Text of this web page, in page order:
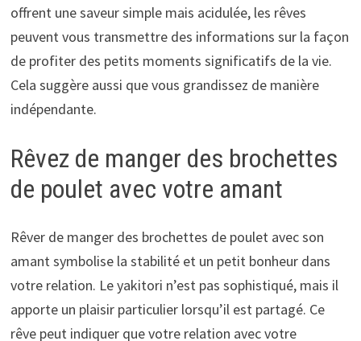
offrent une saveur simple mais acidulée, les rêves
peuvent vous transmettre des informations sur la façon
de profiter des petits moments significatifs de la vie.
Cela suggère aussi que vous grandissez de manière
indépendante.
Rêvez de manger des brochettes
de poulet avec votre amant
Rêver de manger des brochettes de poulet avec son
amant symbolise la stabilité et un petit bonheur dans
votre relation. Le yakitori n’est pas sophistiqué, mais il
apporte un plaisir particulier lorsqu’il est partagé. Ce
rêve peut indiquer que votre relation avec votre